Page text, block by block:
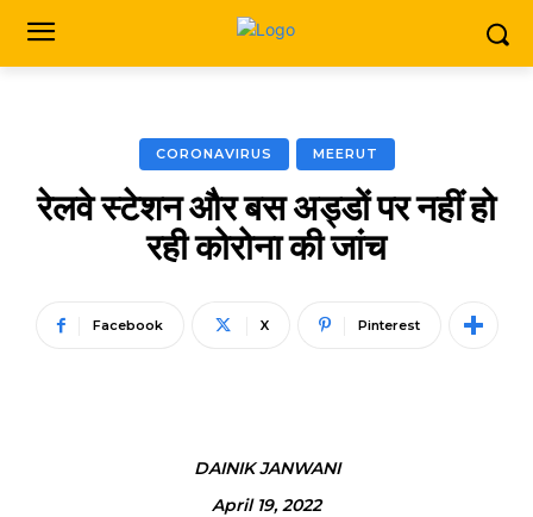
CORONAVIRUS MEERUT
रेलवे स्टेशन और बस अड्डों पर नहीं हो
रही कोरोना की जांच
Facebook X Pinterest
DAINIK JANWANI
April 19, 2022